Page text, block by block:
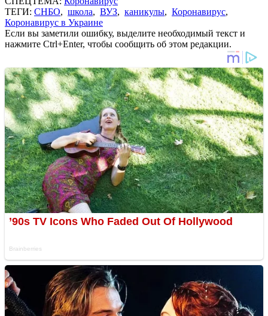
ТЕГИ: СНБО, школа, ВУЗ, каникулы, Коронавирус,
Коронавирус в Украине
Если вы заметили ошибку, выделите необходимый текст и
нажмите Ctrl+Enter, чтобы сообщить об этом редакции.